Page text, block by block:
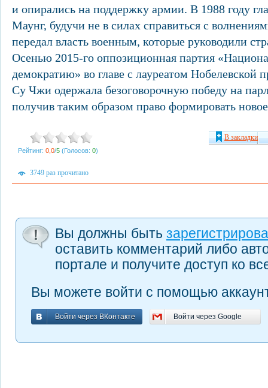
и опирались на поддержку армии. В 1988 году
Маунг, будучи не в силах справиться с
передал власть военным, которые руководили
Осенью 2015-го оппозиционная партия
демократию» во главе с лауреатом
Су Чжи одержала безоговорочную победу на
получив таким образом право формировать
Рейтинг: 0,0/5 (Голосов: 0)
В закладки
3749 раз прочитано
Вы должны быть
оставить комментарий либо
портале и получите доступ ко
Вы можете войти с помощью
Войти через ВКонтакте
Войти через ВКонтакте Войти через Google
Войти через Google